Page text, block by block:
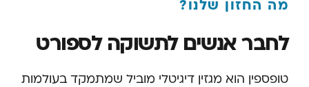
מה החזון שלנו?
לחבר אנשים לתשוקה לספורט
טופספין הוא מגזין דיגיטלי מוביל שמתמקד בעולמות